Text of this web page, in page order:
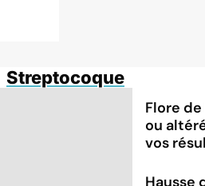
Streptocoque
Flore
ou
vos
Hausse